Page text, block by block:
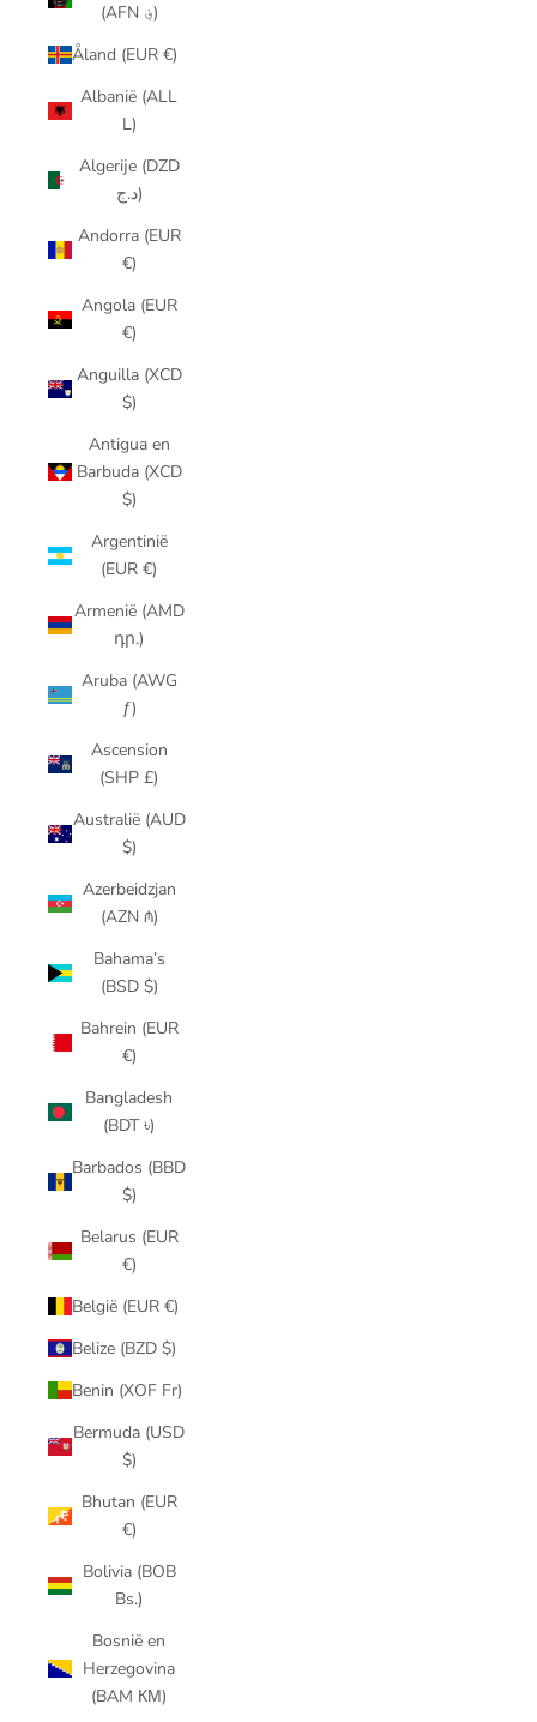
(AFN ؋)
Åland (EUR €)
Albanië (ALL
L)
Algerije (DZD
د.ج)
Andorra (EUR
€)
Angola (EUR
€)
Anguilla (XCD
$)
Antigua en
Barbuda (XCD
$)
Argentinië
(EUR €)
Armenië (AMD
դր.)
Aruba (AWG
ƒ)
Ascension
(SHP £)
Australië (AUD
$)
Azerbeidzjan
(AZN ₼)
Bahama’s
(BSD $)
Bahrein (EUR
€)
Bangladesh
(BDT ৳)
Barbados (BBD
$)
Belarus (EUR
€)
België (EUR €)
Belize (BZD $)
Benin (XOF Fr)
Bermuda (USD
$)
Bhutan (EUR
€)
Bolivia (BOB
Bs.)
Bosnië en
Herzegovina
(BAM КМ)